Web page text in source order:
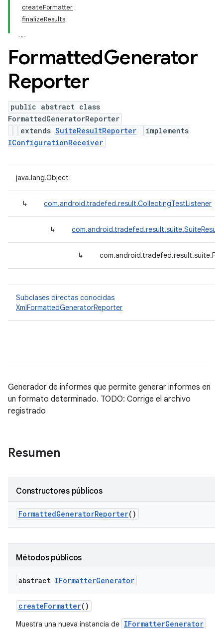
createFormatter
finalizeResults
FormattedGenerator
Reporter
public abstract class
FormattedGeneratorReporter
extends SuiteResultReporter
implements
IConfigurationReceiver
java.lang.Object
↳ com.android.tradefed.result.CollectingTestListener
↳
↳
Subclases directas conocidas
XmlFormattedGeneratorReporter
Generador de informes que permite generar informes en
un formato determinado. TODO: Corrige el archivo
registrado
Resumen
Constructores públicos
FormattedGeneratorReporter()
Métodos públicos
abstract IFormatterGenerator
createFormatter()
Muestra una nueva instancia de IFormatterGenerator